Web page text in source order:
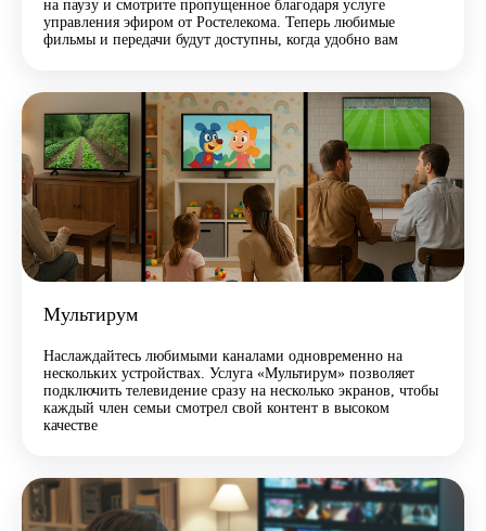
на паузу и смотрите пропущенное благодаря услуге
управления эфиром от Ростелекома. Теперь любимые
фильмы и передачи будут доступны, когда удобно вам
Мультирум
Наслаждайтесь любимыми каналами одновременно на
нескольких устройствах. Услуга «Мультирум» позволяет
подключить телевидение сразу на несколько экранов, чтобы
каждый член семьи смотрел свой контент в высоком
качестве